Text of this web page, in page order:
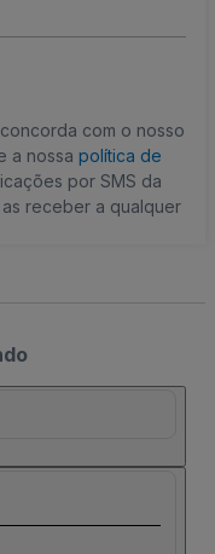
com o nosso
a nossa política de
por SMS da
receber a qualquer